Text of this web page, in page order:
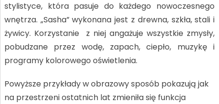
stylistyce, która pasuje do każdego nowoczesnego
wnętrza. „Sasha” wykonana jest z drewna, szkła, stali i
żywicy. Korzystanie z niej angażuje wszystkie zmysły,
pobudzane przez wodę, zapach, ciepło, muzykę i
programy kolorowego oświetlenia.
Powyższe przykłady w obrazowy sposób pokazują jak
na przestrzeni ostatnich lat zmieniła się funkcja